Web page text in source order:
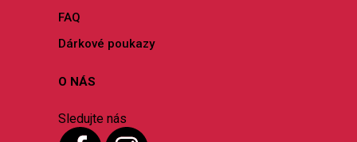
FAQ
Dárkové poukazy
O NÁS
Sledujte nás